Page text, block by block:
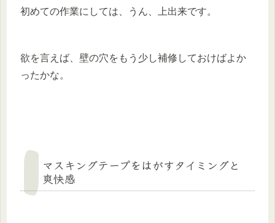
初めての作業にしては、うん、上出来です。
欲を言えば、壁の穴をもう少し補修しておけばよか
ったかな。
マスキングテープをはがすタイミングと
爽快感